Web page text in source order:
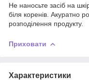
Не наносьте засіб на
біля коренів. Акуратно
розподілення продукту.
Приховати
Характеристики